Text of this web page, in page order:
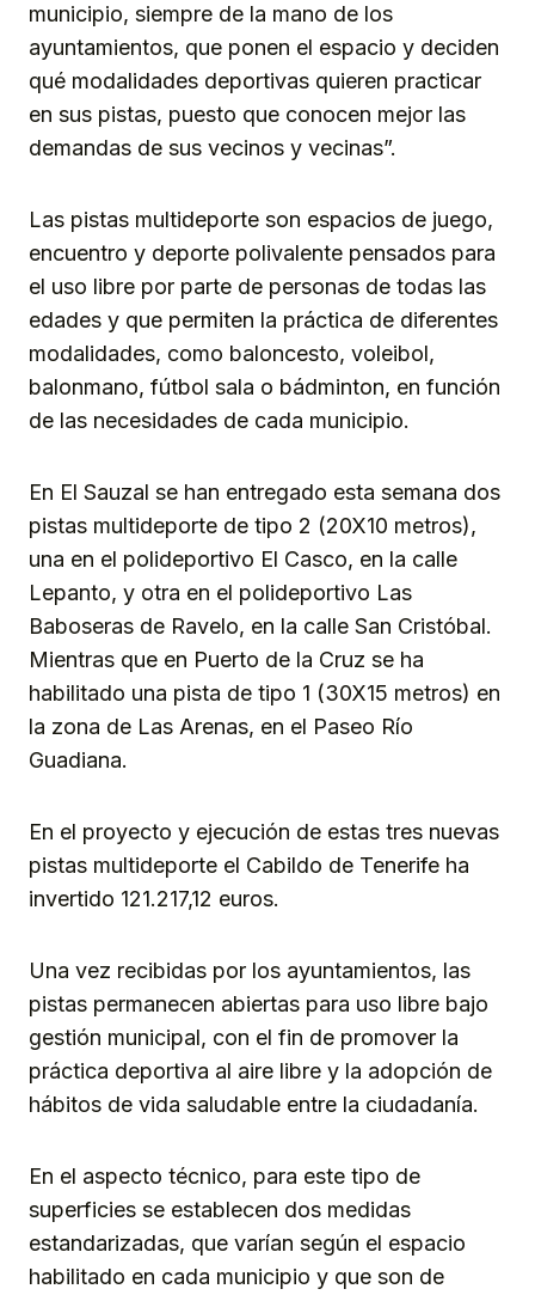
municipio, siempre de la mano de los
ayuntamientos, que ponen el espacio y deciden
qué modalidades deportivas quieren practicar
en sus pistas, puesto que conocen mejor las
demandas de sus vecinos y vecinas”.
Las pistas multideporte son espacios de juego,
encuentro y deporte polivalente pensados para
el uso libre por parte de personas de todas las
edades y que permiten la práctica de diferentes
modalidades, como baloncesto, voleibol,
balonmano, fútbol sala o bádminton, en función
de las necesidades de cada municipio.
En El Sauzal se han entregado esta semana dos
pistas multideporte de tipo 2 (20X10 metros),
una en el polideportivo El Casco, en la calle
Lepanto, y otra en el polideportivo Las
Baboseras de Ravelo, en la calle San Cristóbal.
Mientras que en Puerto de la Cruz se ha
habilitado una pista de tipo 1 (30X15 metros) en
la zona de Las Arenas, en el Paseo Río
Guadiana.
En el proyecto y ejecución de estas tres nuevas
pistas multideporte el Cabildo de Tenerife ha
invertido 121.217,12 euros.
Una vez recibidas por los ayuntamientos, las
pistas permanecen abiertas para uso libre bajo
gestión municipal, con el fin de promover la
práctica deportiva al aire libre y la adopción de
hábitos de vida saludable entre la ciudadanía.
En el aspecto técnico, para este tipo de
superficies se establecen dos medidas
estandarizadas, que varían según el espacio
habilitado en cada municipio y que son de